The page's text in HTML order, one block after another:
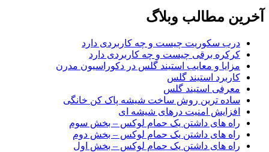
آخرین مطالب وبلاگ
درب سکوریت چیست و چه کاربردی دارد
کرکره برقی چیست و چه کاربردی دارد
مزایا و معایب استیند گلس در دکوراسیون مدرن
کاربرد استیند گلس
معرفی استیند گلس
ساده ترین روش ساخت شیشه پاک کن خانگی
افزایش امنیت درهای شیشه ای
راه های داشتن یک حمام لوکس – بخش سوم
راه های داشتن یک حمام لوکس – بخش دوم
راه های داشتن یک حمام لوکس – بخش اول